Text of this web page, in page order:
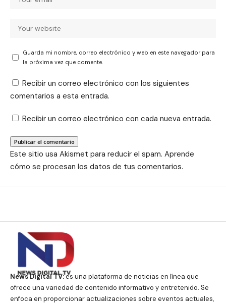
Guarda mi nombre, correo electrónico y web en este navegador para
la próxima vez que comente.
Recibir un correo electrónico con los siguientes
comentarios a esta entrada.
Recibir un correo electrónico con cada nueva entrada.
Este sitio usa Akismet para reducir el spam. Aprende
cómo se procesan los datos de tus comentarios.
News Digital TV:es una plataforma de noticias en línea que
ofrece una variedad de contenido informativo y entretenido. Se
enfoca en proporcionar actualizaciones sobre eventos actuales,